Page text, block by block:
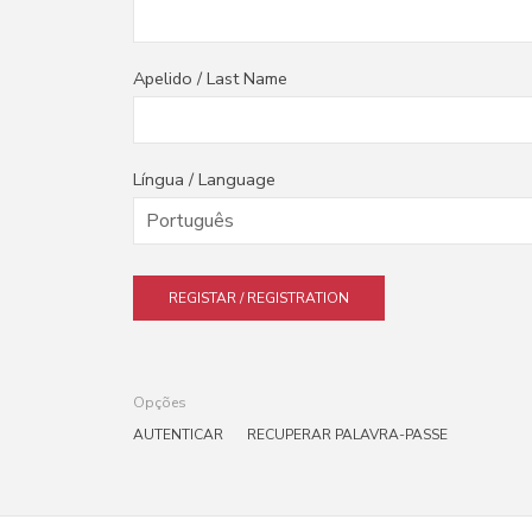
Apelido / Last Name
Língua / Language
REGISTAR / REGISTRATION
Opções
AUTENTICAR
RECUPERAR PALAVRA-PASSE